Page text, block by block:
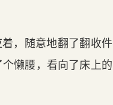
，随意地翻了翻收件
懒腰，看向了床上‌的